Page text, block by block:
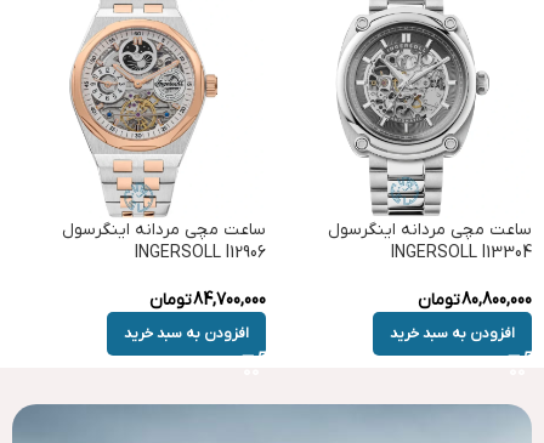
ساعت مچی مردانه اینگرسول
INGERSOLL I13304
80,800,000تومان
افزودن به سبد خرید
ساعت مچی مردانه اینگرسول
INGERSOLL I12906
84,700,000تومان
افزودن به سبد خرید